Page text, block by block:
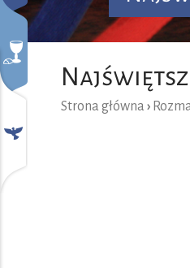
Strona główna ›